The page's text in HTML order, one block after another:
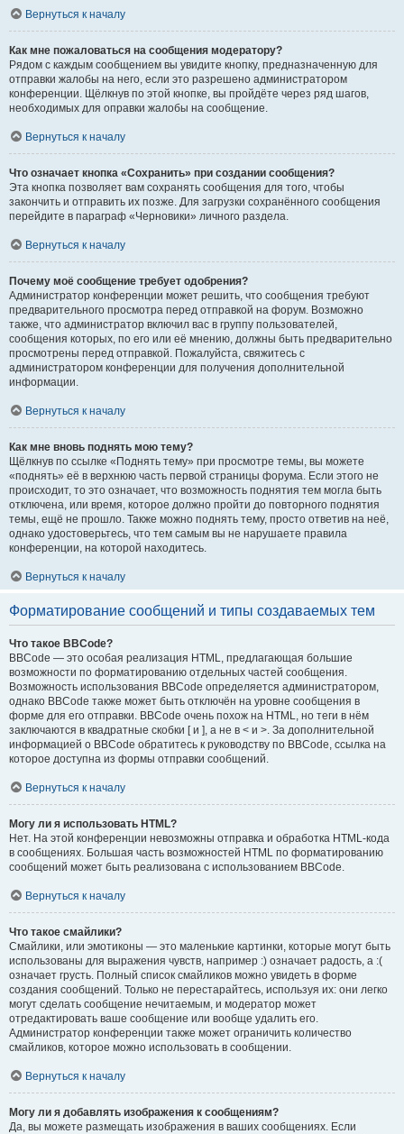
Вернуться к началу
Как мне пожаловаться на сообщения модератору?
Рядом с каждым сообщением вы увидите кнопку, предназначенную для
отправки жалобы на него, если это разрешено администратором
конференции. Щёлкнув по этой кнопке, вы пройдёте через ряд шагов,
необходимых для оправки жалобы на сообщение.
Вернуться к началу
Что означает кнопка «Сохранить» при создании сообщения?
Эта кнопка позволяет вам сохранять сообщения для того, чтобы
закончить и отправить их позже. Для загрузки сохранённого сообщения
перейдите в параграф «Черновики» личного раздела.
Вернуться к началу
Почему моё сообщение требует одобрения?
Администратор конференции может решить, что сообщения требуют
предварительного просмотра перед отправкой на форум. Возможно
также, что администратор включил вас в группу пользователей,
сообщения которых, по его или её мнению, должны быть предварительно
просмотрены перед отправкой. Пожалуйста, свяжитесь с
администратором конференции для получения дополнительной
информации.
Вернуться к началу
Как мне вновь поднять мою тему?
Щёлкнув по ссылке «Поднять тему» при просмотре темы, вы можете
«поднять» её в верхнюю часть первой страницы форума. Если этого не
происходит, то это означает, что возможность поднятия тем могла быть
отключена, или время, которое должно пройти до повторного поднятия
темы, ещё не прошло. Также можно поднять тему, просто ответив на неё,
однако удостоверьтесь, что тем самым вы не нарушаете правила
конференции, на которой находитесь.
Вернуться к началу
Форматирование сообщений и типы создаваемых тем
Что такое BBCode?
BBCode — это особая реализация HTML, предлагающая большие
возможности по форматированию отдельных частей сообщения.
Возможность использования BBCode определяется администратором,
однако BBCode также может быть отключён на уровне сообщения в
форме для его отправки. BBCode очень похож на HTML, но теги в нём
заключаются в квадратные скобки [ и ], а не в < и >. За дополнительной
информацией о BBCode обратитесь к руководству по BBCode, ссылка на
которое доступна из формы отправки сообщений.
Вернуться к началу
Могу ли я использовать HTML?
Нет. На этой конференции невозможны отправка и обработка HTML-кода
в сообщениях. Большая часть возможностей HTML по форматированию
сообщений может быть реализована с использованием BBCode.
Вернуться к началу
Что такое смайлики?
Смайлики, или эмотиконы — это маленькие картинки, которые могут быть
использованы для выражения чувств, например :) означает радость, а :(
означает грусть. Полный список смайликов можно увидеть в форме
создания сообщений. Только не перестарайтесь, используя их: они легко
могут сделать сообщение нечитаемым, и модератор может
отредактировать ваше сообщение или вообще удалить его.
Администратор конференции также может ограничить количество
смайликов, которое можно использовать в сообщении.
Вернуться к началу
Могу ли я добавлять изображения к сообщениям?
Да, вы можете размещать изображения в ваших сообщениях. Если